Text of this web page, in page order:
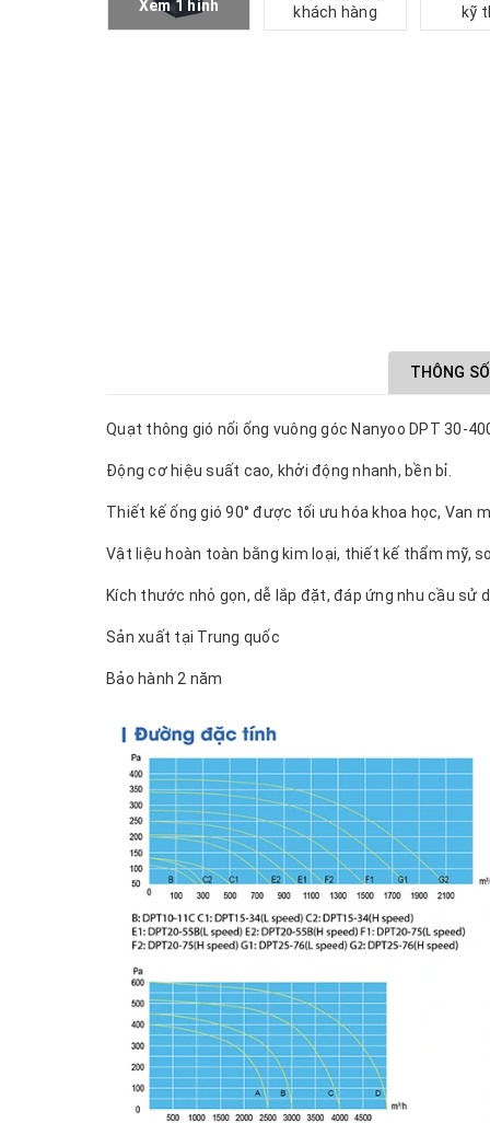
Xem 1 hình
khách hàng
kỹ
THÔNG
Quạt thông gió nối ống vuông góc Nanyoo DPT 30-
Động cơ hiệu suất cao, khởi động nhanh, bền bỉ.
Thiết kế ống gió 90° được tối ưu hóa khoa học, Van
Vật liệu hoàn toàn bằng kim loại, thiết kế thẩm mỹ,
Kích thước nhỏ gọn, dễ lắp đặt, đáp ứng nhu cầu sử
Sản xuất tại Trung quốc
Bảo hành 2 năm